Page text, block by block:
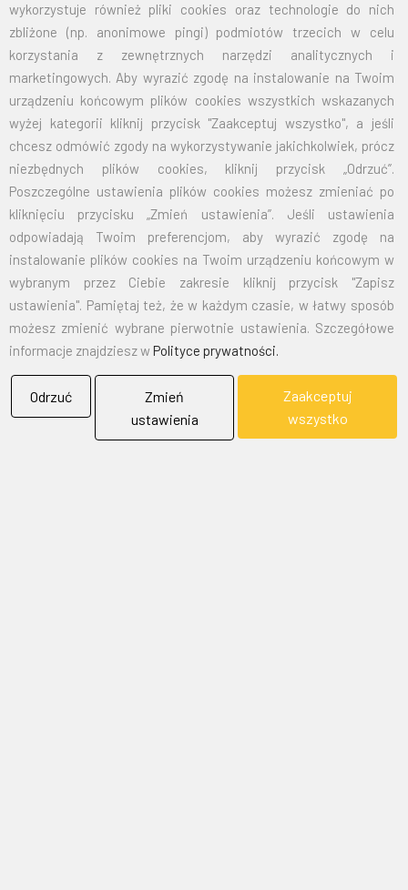
wykorzystuje również pliki cookies oraz technologie do nich
zbliżone (np. anonimowe pingi) podmiotów trzecich w celu
korzystania z zewnętrznych narzędzi analitycznych i
marketingowych. Aby wyrazić zgodę na instalowanie na Twoim
urządzeniu końcowym plików cookies wszystkich wskazanych
wyżej kategorii kliknij przycisk "Zaakceptuj wszystko", a jeśli
chcesz odmówić zgody na wykorzystywanie jakichkolwiek, prócz
niezbędnych plików cookies, kliknij przycisk „Odrzuć”.
Poszczególne ustawienia plików cookies możesz zmieniać po
kliknięciu przycisku „Zmień ustawienia”. Jeśli ustawienia
odpowiadają Twoim preferencjom, aby wyrazić zgodę na
instalowanie plików cookies na Twoim urządzeniu końcowym w
wybranym przez Ciebie zakresie kliknij przycisk "Zapisz
ustawienia". Pamiętaj też, że w każdym czasie, w łatwy sposób
możesz zmienić wybrane pierwotnie ustawienia. Szczegółowe
informacje znajdziesz wPolityce prywatności.
Odrzuć
Zmień
ustawienia
Zaakceptuj
wszystko
30X50 19,00 23,37
50X80 26,00 31,98
70X110 32,50 39,98
100X160 67,50 83,03
125X200 105,00
150X240 151,50 186,35
EMAIL:marketing@bielflag.pl,biuro@bielflag.pl
TELEFON:
600 42 11 90,33/816 21 78